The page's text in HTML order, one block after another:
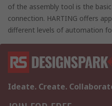
of the assembly tool is the
connection. HARTING offers
different levels of automation
Ideate. Create.